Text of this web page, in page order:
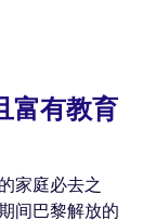
富有教育
家庭必去之
间巴黎解放的